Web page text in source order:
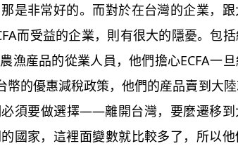
是非常好的。而對於在台灣的企業，
而受益的企業，則有很大的隱憂。包
漁産品的從業人員，他們擔心ECFA一
幣的優惠減稅政策，他們的産品賣到大
須要做選擇——離開台灣，要麼遷移到
國家，這裡面變數就比較多了，所以